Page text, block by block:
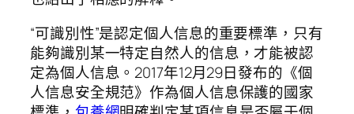
“可識別性”是認定個人信息的重要標準，只有
能夠識別某一特定自然人的信息，才能被認
定為個人信息。2017年12月29日發布的《個
人信息安全規范》作為個人信息保護的國家